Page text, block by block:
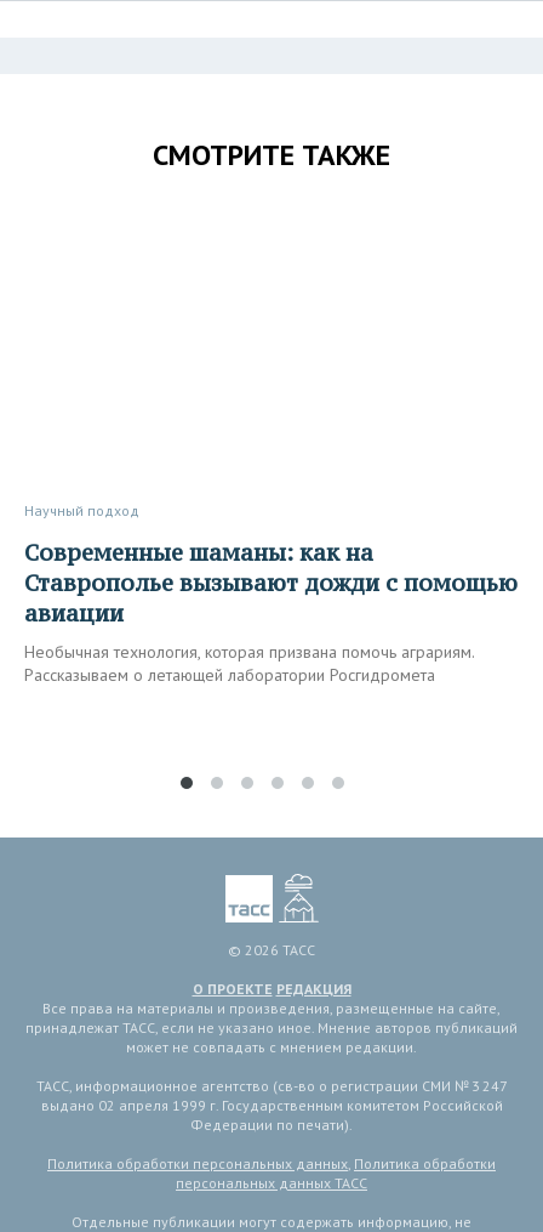
СМОТРИТЕ ТАКЖЕ
Научный подход
Современные шаманы: как на
Ставрополье вызывают дожди с помощью
авиации
Необычная технология, которая призвана помочь аграриям.
Рассказываем о летающей лаборатории Росгидромета
© 2026 ТАСС
О ПРОЕКТЕ РЕДАКЦИЯ
Все права на материалы и произведения, размещенные на сайте,
принадлежат ТАСС, если не указано иное. Мнение авторов публикаций
может не совпадать с мнением редакции.
ТАСС, информационное агентство (св-во о регистрации СМИ № 3 247
выдано 02 апреля 1999 г. Государственным комитетом Российской
Федерации по печати).
Политика обработки персональных данных, Политика обработки
персональных данных ТАСС
Отдельные публикации могут содержать информацию, не